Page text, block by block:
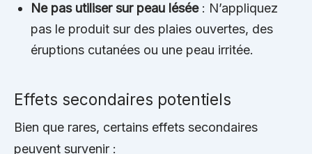
Ne pas utiliser sur peau lésée: N’appliquez
pas le produit sur des plaies ouvertes, des
éruptions cutanées ou une peau irritée.
Effets secondaires potentiels
Bien que rares, certains effets secondaires
peuvent survenir :